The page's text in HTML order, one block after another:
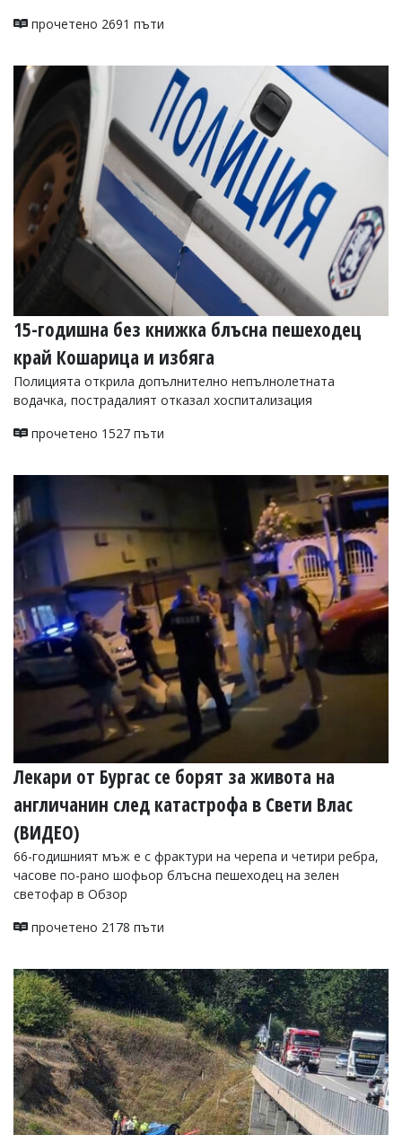
коментар,
ни!
прочетено 2691 пъти
15-годишна без книжка блъсна пешеходец
край Кошарица и избяга
Полицията открила допълнително непълнолетната
водачка, пострадалият отказал хоспитализация
прочетено 1527 пъти
Лекари от Бургас се борят за живота на
англичанин след катастрофа в Свети Влас
(ВИДЕО)
66-годишният мъж е с фрактури на черепа и четири ребра,
часове по-рано шофьор блъсна пешеходец на зелен
светофар в Обзор
прочетено 2178 пъти